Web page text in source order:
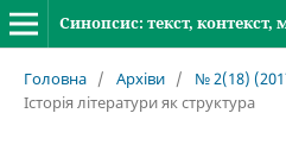
Синопсис: текст, контекст,
Головна / Архіви / № 2(18)
Історія літератури як структура